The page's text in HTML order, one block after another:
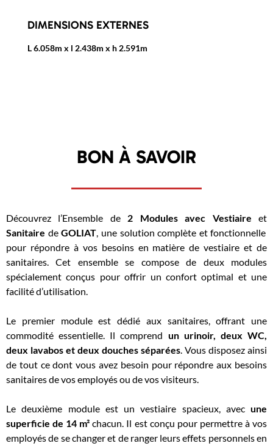
DIMENSIONS EXTERNES
L 6.058m x l 2.438m x h 2.591m
BON À SAVOIR
Découvrez l’Ensemble de 2 Modules avec Vestiaireet
Sanitaire deGOLIAT, une solution complète et fonctionnelle
pour répondre à vos besoins en matière de vestiaire et de
sanitaires. Cet ensemble se compose de deux modules
spécialement conçus pour offrir un confort optimal et une
facilité d’utilisation.
Le premier module est dédié aux sanitaires, offrant une
commodité essentielle. Il comprend un urinoir, deux WC,
deux lavabos et deux douches séparées. Vous disposez ainsi
de tout ce dont vous avez besoin pour répondre aux besoins
sanitaires de vos employés ou de vos visiteurs.
Le deuxième module est un vestiaire spacieux, avec une
superficie de 14 m² chacun. Il est conçu pour permettre à vos
employés de se changer et de ranger leurs effets personnels en